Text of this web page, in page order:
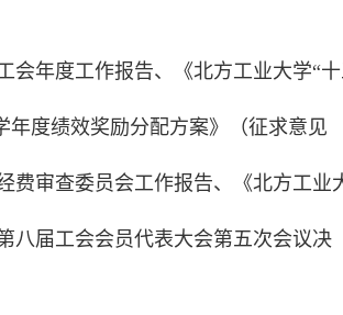
会年度工作报告、《北方工业大学“十
年度绩效奖励分配方案》（征求意见
费审查委员会工作报告、《北方工业
八届工会会员代表大会第五次会议决